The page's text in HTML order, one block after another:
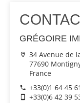
GRÉGOIRE
34 Avenue de
77690
France
+33(0)1 64 45
+33(0)6 42 39